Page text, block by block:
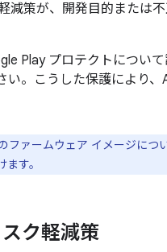
減策が、開発目的または
Play プロテクトについて
い。こうした保護により
ァームウェア イメージにつ
す。
ク軽減策